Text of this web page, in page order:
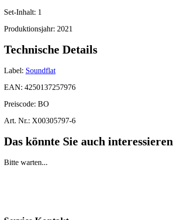
Set-Inhalt: 1
Produktionsjahr: 2021
Technische Details
Label: Soundflat
EAN: 4250137257976
Preiscode: BO
Art. Nr.: X00305797-6
Das könnte Sie auch interessieren
Bitte warten...